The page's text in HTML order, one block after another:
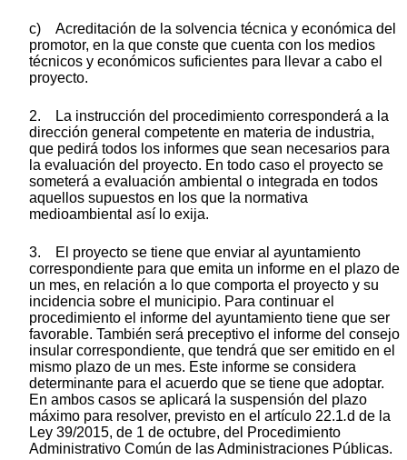
c) Acreditación de la solvencia técnica y económica del
promotor, en la que conste que cuenta con los medios
técnicos y económicos suficientes para llevar a cabo el
proyecto.
2. La instrucción del procedimiento corresponderá a la
dirección general competente en materia de industria,
que pedirá todos los informes que sean necesarios para
la evaluación del proyecto. En todo caso el proyecto se
someterá a evaluación ambiental o integrada en todos
aquellos supuestos en los que la normativa
medioambiental así lo exija.
3. El proyecto se tiene que enviar al ayuntamiento
correspondiente para que emita un informe en el plazo de
un mes, en relación a lo que comporta el proyecto y su
incidencia sobre el municipio. Para continuar el
procedimiento el informe del ayuntamiento tiene que ser
favorable. También será preceptivo el informe del consejo
insular correspondiente, que tendrá que ser emitido en el
mismo plazo de un mes. Este informe se considera
determinante para el acuerdo que se tiene que adoptar.
En ambos casos se aplicará la suspensión del plazo
máximo para resolver, previsto en el artículo 22.1.d de la
Ley 39/2015, de 1 de octubre, del Procedimiento
Administrativo Común de las Administraciones Públicas.